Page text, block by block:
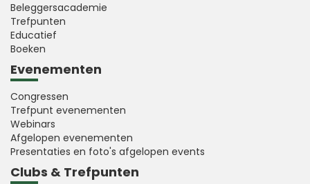
Beleggersacademie
Trefpunten
Educatief
Boeken
Evenementen
Congressen
Trefpunt evenementen
Webinars
Afgelopen evenementen
Presentaties en foto's afgelopen events
Clubs & Trefpunten